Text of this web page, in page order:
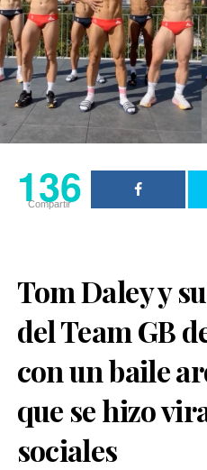
136
Compartir
Tom Daley y
del Team GB
con un baile
que se hizo
sociales